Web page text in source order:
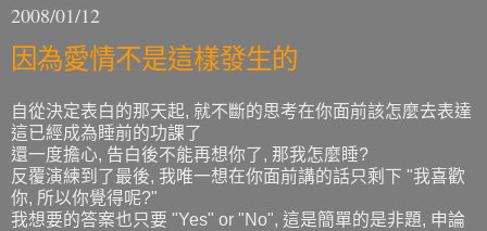
2008/01/12
因為愛情不是這樣發生的
自從決定表白的那天起, 就不斷的思考在你面前該怎麼去表達
這已經成為睡前的功課了
還一度擔心, 告白後不能再想你了, 那我怎麼睡?
反覆演練到了最後, 我唯一想在你面前講的話只剩下 "我喜歡
你, 所以你覺得呢?"
我想要的答案也只要 "Yes" or "No", 這是簡單的是非題, 申論